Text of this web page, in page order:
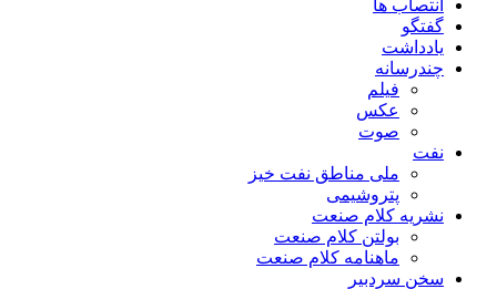
انتصاب ها
گفتگو
یادداشت
چندرسانه
فیلم
عکس
صوت
نفت
ملی مناطق نفت خیز
پتروشیمی
نشریه کلام صنعت
بولتن کلام صنعت
ماهنامه کلام صنعت
سخن سردبیر